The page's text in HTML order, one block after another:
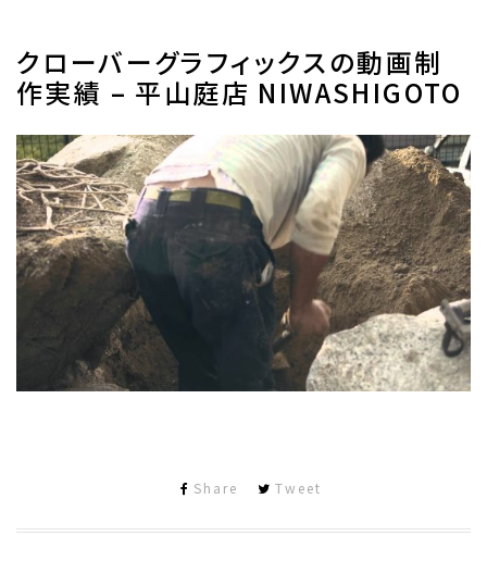
クローバーグラフィックスの動画制
作実績 – 平山庭店 NIWASHIGOTO
Share Tweet